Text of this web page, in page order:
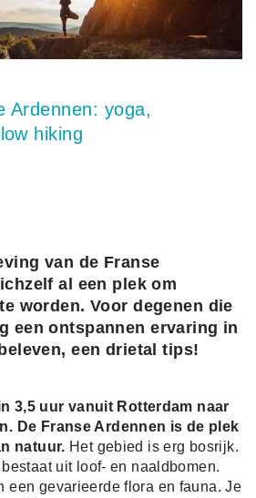
Ardennen: yoga,
hiking
van de Franse
al een plek om
worden. Voor degenen die
een ontspannen ervaring in
een drietal tips!
3,5 uur vanuit Rotterdam naar
De Franse Ardennen is de plek
natuur. Het gebied is erg bosrijk.
uit loof- en naaldbomen.
een gevarieerde flora en fauna. Je